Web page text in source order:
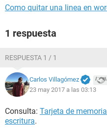
Como quitar una linea en
1 respuesta
RESPUESTA 1 / 1
Carlos Villagómez
23 may 2017 a las 03:13
Consulta: Tarjeta de
escritura.